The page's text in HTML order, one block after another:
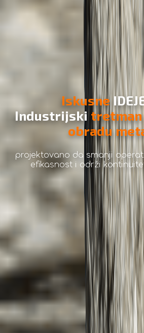
Iskusne
Industrijski
obradu
projektovano da smanji
efikasnost i održi